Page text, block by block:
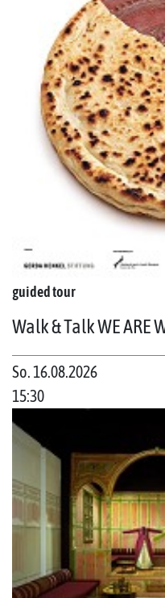
guided tour
Walk & Talk WE ARE
So. 16.08.2026
15:30